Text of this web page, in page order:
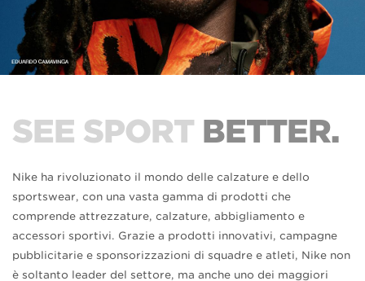
SEE SPORT BETTER.
Nike ha rivoluzionato il mondo delle calzature e dello
sportswear, con una vasta gamma di prodotti che
comprende attrezzature, calzature, abbigliamento e
accessori sportivi. Grazie a prodotti innovativi, campagne
pubblicitarie e sponsorizzazioni di squadre e atleti, Nike non
è soltanto leader del settore, ma anche uno dei maggiori